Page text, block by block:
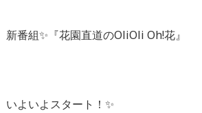
新番組✨『花園直道のOliOli Oh!花』
いよいよスタート！✨